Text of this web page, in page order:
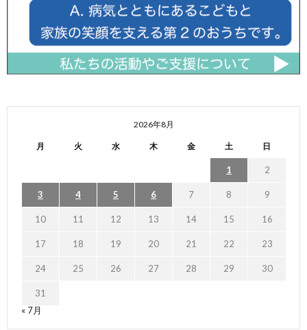
2026年8月
月 火 水 木 金 土 日
1 2
3 4 5 6 7 8 9
10 11 12 13 14 15 16
17 18 19 20 21 22 23
24 25 26 27 28 29 30
31
« 7月